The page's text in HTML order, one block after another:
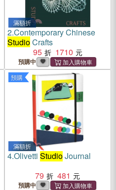
滿額折
2.Contemporary Chinese
StudioCrafts
95
1710
預購中
預購
滿額折
4.Olivetti StudioJournal
79
481
預購中